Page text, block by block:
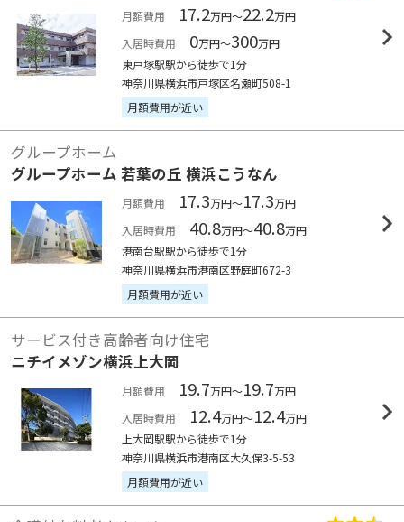
月額費用 17.2万円～22.2万円
入居時費用
0万円～300万円
東戸塚駅駅から徒歩で1分
神奈川県横浜市戸塚区名瀬町508-1
月額費用が近い
グループホーム
グループホーム 若葉の丘 横浜こうなん
月額費用 17.3万円～17.3万円
入居時費用
40.8万円～40.8万円
港南台駅駅から徒歩で1分
神奈川県横浜市港南区野庭町672-3
月額費用が近い
サービス付き高齢者向け住宅
ニチイメゾン横浜上大岡
月額費用 19.7万円～19.7万円
入居時費用
12.4万円～12.4万円
上大岡駅駅から徒歩で1分
神奈川県横浜市港南区大久保3-5-53
月額費用が近い